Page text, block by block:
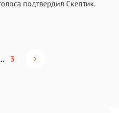
подтвердил Скептик.
3